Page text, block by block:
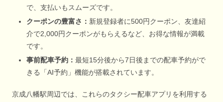
で、支払いもスムーズです。
クーポンの豊富さ： 新規登録者に500円クーポン、友達紹
介で2,000円クーポンがもらえるなど、お得な情報が満載
です。
事前配車予約： 最短15分後から7日後までの配車予約がで
きる「AI予約」機能が搭載されています。
京成八幡駅周辺では、これらのタクシー配車アプリを利用する